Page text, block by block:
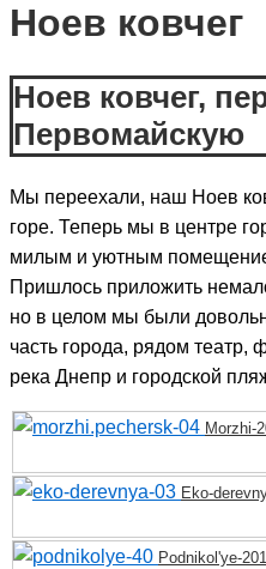
Ноев ковчег
Ноев ковчег,
Первомайскую
Мы переехали, наш Ноев
горе. Теперь мы в центре
милым и уютным
Пришлось приложить
но в целом мы были
часть города, рядом
река Днепр и городской
Morzhi-
Eko-
Podnikol'ye-